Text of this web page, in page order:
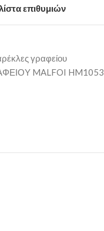
επιθυμιών
γραφείου
MALFOI